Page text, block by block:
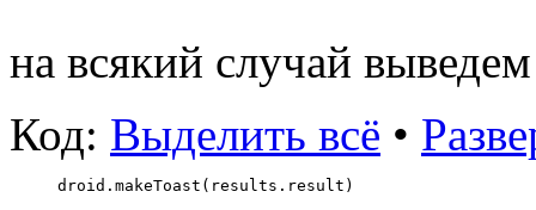
на всякий случай выведем
Код: Выделить всё •
droid.makeToast(results.result)